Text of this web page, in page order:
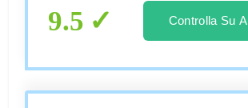
9.5 Controlla Su